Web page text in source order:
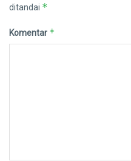
ditandai *
Komentar *